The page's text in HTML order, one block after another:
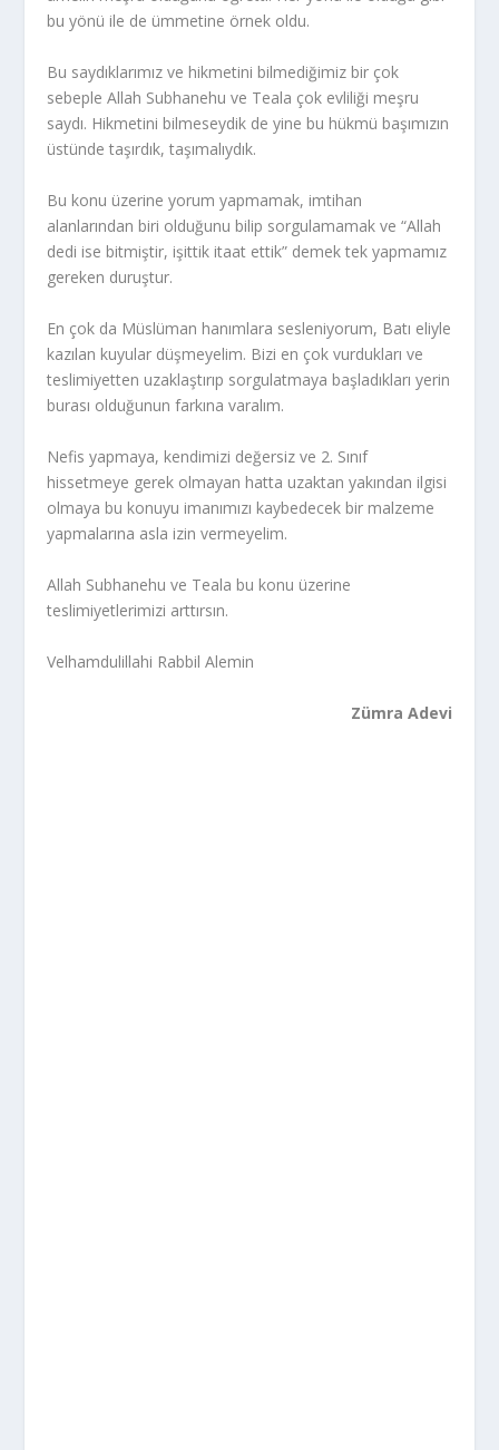
bu yönü ile de ümmetine örnek oldu.
Bu saydıklarımız ve hikmetini bilmediğimiz bir çok
sebeple Allah Subhanehu ve Teala çok evliliği meşru
saydı. Hikmetini bilmeseydik de yine bu hükmü başımızın
üstünde taşırdık, taşımalıydık.
Bu konu üzerine yorum yapmamak, imtihan
alanlarından biri olduğunu bilip sorgulamamak ve “Allah
dedi ise bitmiştir, işittik itaat ettik” demek tek yapmamız
gereken duruştur.
En çok da Müslüman hanımlara sesleniyorum, Batı eliyle
kazılan kuyular düşmeyelim. Bizi en çok vurdukları ve
teslimiyetten uzaklaştırıp sorgulatmaya başladıkları yerin
burası olduğunun farkına varalım.
Nefis yapmaya, kendimizi değersiz ve 2. Sınıf
hissetmeye gerek olmayan hatta uzaktan yakından ilgisi
olmaya bu konuyu imanımızı kaybedecek bir malzeme
yapmalarına asla izin vermeyelim.
Allah Subhanehu ve Teala bu konu üzerine
teslimiyetlerimizi arttırsın.
Velhamdulillahi Rabbil Alemin
Zümra Adevi